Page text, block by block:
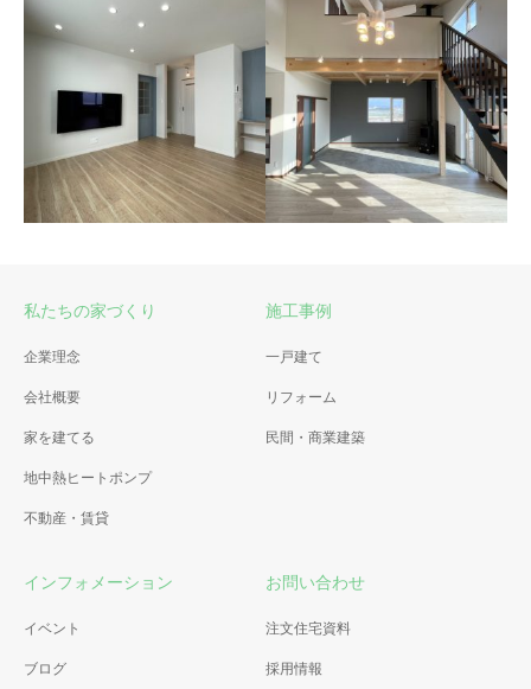
富良野市 新築住宅
バリアフリーを考えた家
富良野市 新築住宅
ステンドグラスが素敵な家
子育て世帯の北欧スタイルな
家
私たちの家づくり
企業理念
会社概要
家を建てる
地中熱ヒートポンプ
不動産・賃貸
施工事例
一戸建て
リフォーム
民間・商業建築
インフォメーション
イベント
ブログ
お問い合わせ
注文住宅資料
採用情報